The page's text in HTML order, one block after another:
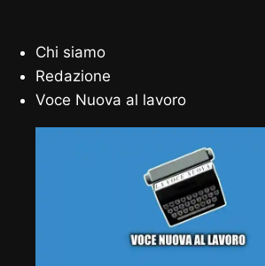
Chi siamo
Redazione
Voce Nuova al lavoro